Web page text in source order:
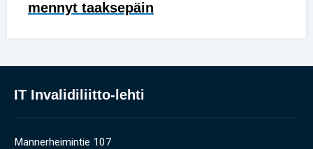
mennyt taaksepäin
IT Invalidiliitto-lehti
Mannerheimintie 107